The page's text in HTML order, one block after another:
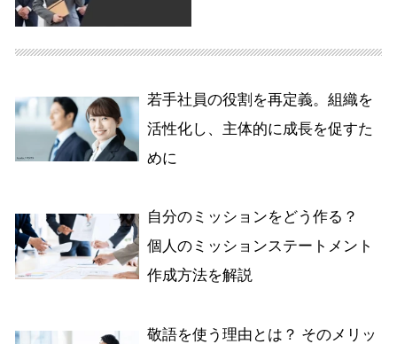
若手社員の役割を再定義。組織を
活性化し、主体的に成長を促すた
めに
自分のミッションをどう作る？
個人のミッションステートメント
作成方法を解説
敬語を使う理由とは？ そのメリッ